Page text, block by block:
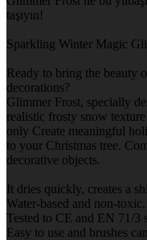
taşıyın!
Sparkling Winter Magic
Ready to bring the beauty
decorations?
Glimmer Frost, specially
realistic frosty snow
only Create meaningful
to your Christmas tree.
decorative objects.
It dries quickly, creates a
Water-based and non-toxic.
Tested to CE and EN 71/3
Easy to use and brushes